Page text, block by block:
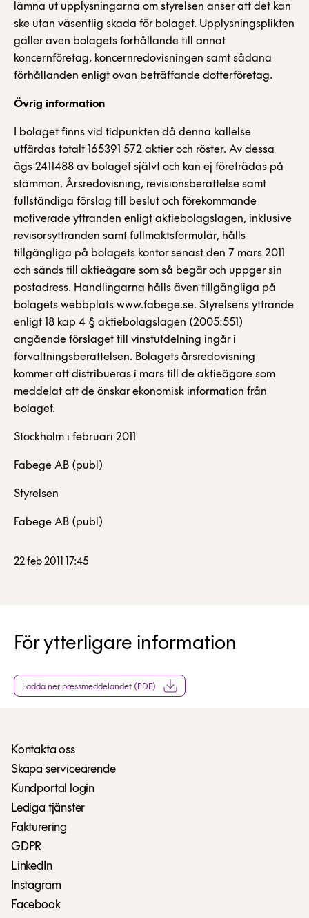
lämna ut upplysningarna om styrelsen anser att det kan
ske utan väsentlig skada för bolaget. Upplysningsplikten
gäller även bolagets förhållande till annat
koncernföretag, koncernredovisningen samt sådana
förhållanden enligt ovan beträffande dotterföretag.
Övrig information
I bolaget finns vid tidpunkten då denna kallelse
utfärdas totalt 165391 572 aktier och röster. Av dessa
ägs 2411488 av bolaget självt och kan ej företrädas på
stämman. Årsredovisning, revisionsberättelse samt
fullständiga förslag till beslut och förekommande
motiverade yttranden enligt aktiebolagslagen, inklusive
revisorsyttranden samt fullmaktsformulär, hålls
tillgängliga på bolagets kontor senast den 7 mars 2011
och sänds till aktieägare som så begär och uppger sin
postadress. Handlingarna hålls även tillgängliga på
bolagets webbplats www.fabege.se. Styrelsens yttrande
enligt 18 kap 4 § aktiebolagslagen (2005:551)
angående förslaget till vinstutdelning ingår i
förvaltningsberättelsen. Bolagets årsredovisning
kommer att distribueras i mars till de aktieägare som
meddelat att de önskar ekonomisk information från
bolaget.
Stockholm i februari 2011
Fabege AB (publ)
Styrelsen
Fabege AB (publ)
22 feb 2011 17:45
För ytterligare information
Ladda ner pressmeddelandet (PDF)
Kontakta oss
Skapa serviceärende
Kundportal login
Lediga tjänster
Fakturering
GDPR
LinkedIn
Instagram
Facebook